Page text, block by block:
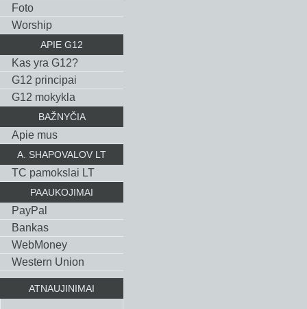
Foto
Worship
APIE G12
Kas yra G12?
G12 principai
G12 mokykla
BAŽNYČIA
Apie mus
A. SHAPOVALOV LT
TC pamokslai LT
PAAUKOJIMAI
PayPal
Bankas
WebMoney
Western Union
ATNAUJINIMAI